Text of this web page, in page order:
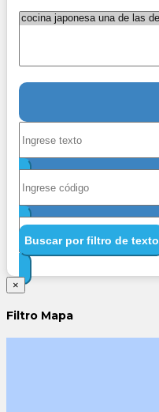
Buscar por filtro de texto
×
Filtro Mapa